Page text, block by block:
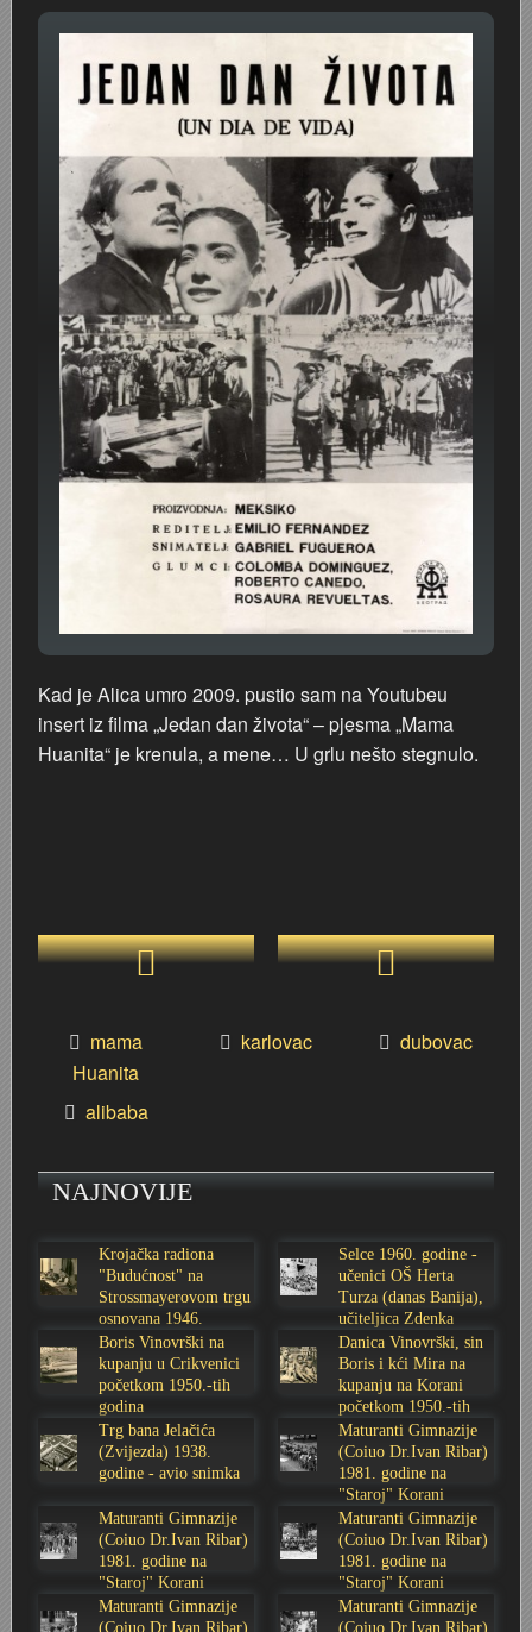
Kad je Alica umro 2009. pustio sam na Youtubeu
insert iz filma „Jedan dan života“ – pjesma „Mama
Huanita“ je krenula, a mene… U grlu nešto stegnulo.
mama
Huanita
karlovac dubovac
alibaba
NAJNOVIJE
Krojačka radiona
"Budućnost" na
Strossmayerovom trgu
osnovana 1946.
godine
Selce 1960. godine -
učenici OŠ Herta
Turza (danas Banija),
učiteljica Zdenka
Sabolić
Boris Vinovrški na
kupanju u Crikvenici
početkom 1950.-tih
godina
Danica Vinovrški, sin
Boris i kći Mira na
kupanju na Korani
početkom 1950.-tih
godina
Trg bana Jelačića
(Zvijezda) 1938.
godine - avio snimka
Maturanti Gimnazije
(Coiuo Dr.Ivan Ribar)
1981. godine na
"Staroj" Korani
Maturanti Gimnazije
(Coiuo Dr.Ivan Ribar)
1981. godine na
"Staroj" Korani
Maturanti Gimnazije
(Coiuo Dr.Ivan Ribar)
1981. godine na
"Staroj" Korani
Maturanti Gimnazije
(Coiuo Dr.Ivan Ribar)
Maturanti Gimnazije
(Coiuo Dr.Ivan Ribar)